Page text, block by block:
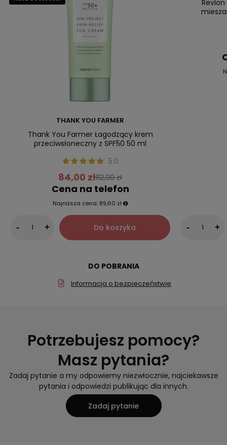
THANK YOU FARMER
Thank You Farmer Łagodzący krem
przeciwsłoneczny z SPF50 50 ml
5.0
84,00 zł112,00 zł
Cena na telefon
Najniższa cena: 89,60 zł
- + Do koszyka - +
DO POBRANIA
Informacja o bezpieczeństwie
Potrzebujesz pomocy?
Masz pytania?
Zadaj pytanie a my odpowiemy niezwłocznie, najciekawsze
pytania i odpowiedzi publikując dla innych.
Zadaj pytanie